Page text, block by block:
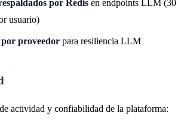
por Redis en endpoints LLM (30
usuario)
proveedor para resiliencia LLM
actividad y confiabilidad de la plataforma: